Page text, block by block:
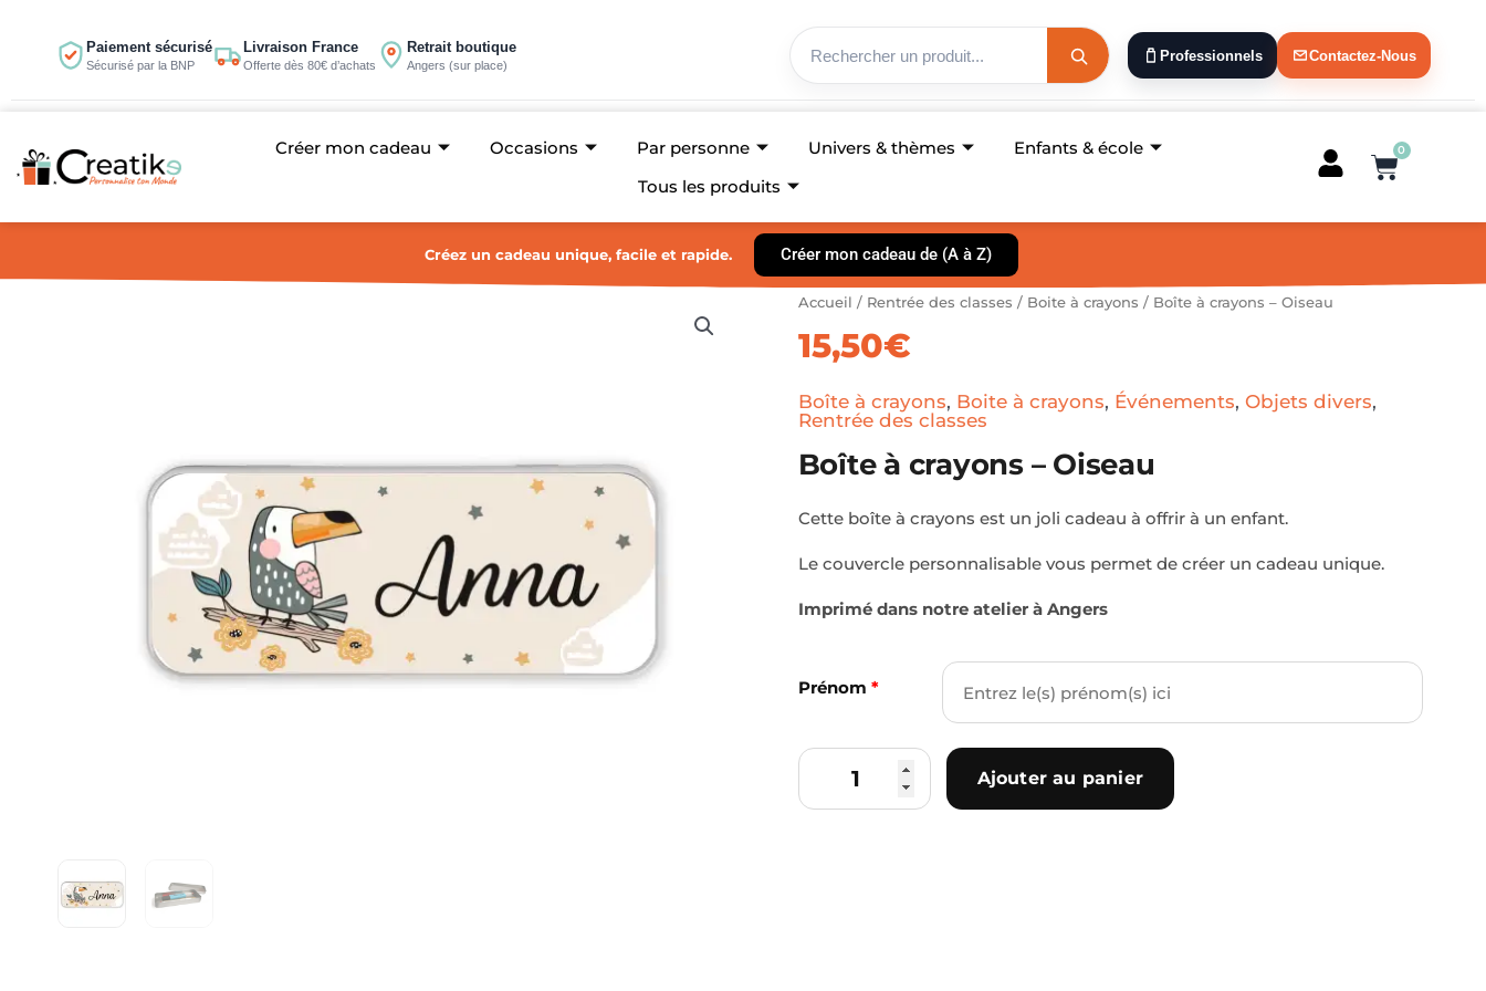
contenu
Paiement sécurisé
Sécurisé par la BNP
Livraison France
Offerte dès 80€ d’achats
Retrait boutique
Angers (sur place)
Professionnels Contactez-Nous
Créer mon cadeau Occasions Par personne Univers & thèmes
Enfants & école
Tous les produits
0
Panier
Créez un cadeau unique, facile et rapide. Créer mon cadeau de (A à Z)
Accueil / Rentrée des classes / Boite à crayons / Boîte à crayons – Oiseau
15,50€
Boîte à crayons, Boite à crayons, Événements, Objets divers,
Rentrée des classes
Boîte à crayons – Oiseau
Cette boîte à crayons est un joli cadeau à offrir à un enfant.
Le couvercle personnalisable vous permet de créer un cadeau unique.
Imprimé dans notre atelier à Angers
Prénom *
quantité
Boîte
-
Ajouter au panier